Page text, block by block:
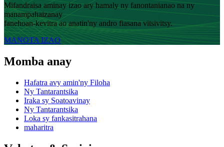
Mifandraisa aminay izao ary hamaly ny fanontanianao na ny
manampahaizanay
fanehoan-kevitra ao anatin'ny andro fiasana vitsivitsy.
MANOTA IZAO
Momba anay
Hafatra avy amin'ny Filoha
Ny Tantarantsika
Iraka sy Soatoavinay
Ny Tantarantsika
Loka sy fankasitrahana
maharitra